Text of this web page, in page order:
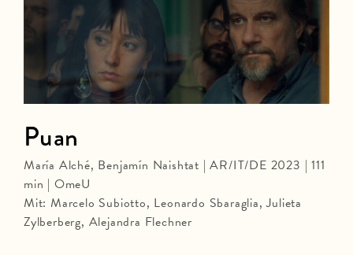
Puan
María Alché, Benjamín Naishtat | AR/IT/DE 2023 | 111
min | OmeU
Mit: Marcelo Subiotto, Leonardo Sbaraglia, Julieta
Zylberberg, Alejandra Flechner